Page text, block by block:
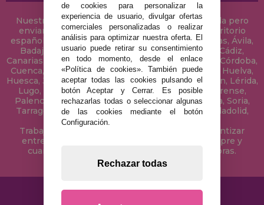
Nuestra tienda de puzzles está ubicada en Sevilla pero
enviamos tus puzzles a cualquier ciudad del territorio
español: Álava, Albacete, Alicante, Almería, Asturias, Ávila,
Badajoz, Baleares, Barcelona, Burgos, Cáceres, Cádiz,
Canarias, Cantabria, Castellón, Ceuta, Ciudad Real, Córdoba,
Cuenca, Gerona, Granada, Guadalajara, Guipúzcoa, Huelva,
Huesca, Jaén, La Coruña, La Rioja, Las Palmas, Leon, Lérida,
Lugo, Madrid, Málaga, Melilla, Murcia, Navarra, Orense,
Palencia, Pontevedra, Salamanca, Segovia, Sevilla, Soria,
Tarragona, Tenerife, Teruel, Toledo, Valencia, Valladolid,
Vizcaya, Zamora y Zaragoza.
Trabajamos con Stocks permanentes para garantizar
entregas rápidas en territorio peninsular, siempre y
cuando el pedido se realice antes de las 18 horas.
de cookies para personalizar la
experiencia de usuario, divulgar ofertas
comerciales personalizadas o realizar
análisis para optimizar nuestra oferta. El
usuario puede retirar su consentimiento
en todo momento, desde el enlace
«Política de cookies». También puede
aceptar todas las cookies pulsando el
botón Aceptar y Cerrar. Es posible
rechazarlas todas o seleccionar algunas
de las cookies mediante el botón
Configuración.
Rechazar todas